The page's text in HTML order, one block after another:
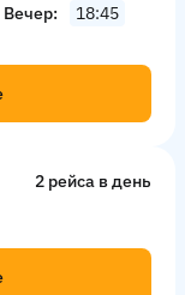
Вечер
18:45
2 рейсa в день